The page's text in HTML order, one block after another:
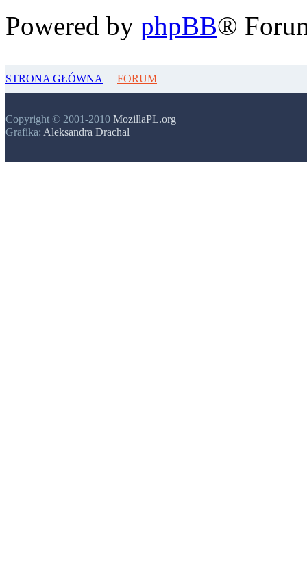
Powered by phpBB®
STRONA GŁÓWNA FORUM
Copyright © 2001-2010 MozillaPL.org
Grafika: Aleksandra Drachal